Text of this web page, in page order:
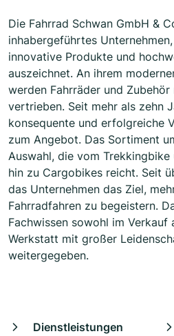
Die Fahrrad Schwan GmbH &
inhabergeführtes
innovative Produkte und
auszeichnet. An ihrem
werden Fahrräder und
vertrieben. Seit mehr als zehn
konsequente und erfolgreiche
zum Angebot. Das Sortiment
Auswahl, die vom
hin zu Cargobikes reicht. Seit
das Unternehmen das Ziel,
Fahrradfahren zu begeistern.
Fachwissen sowohl im Verkauf
Werkstatt mit großer
weitergegeben.
Dienstleistungen